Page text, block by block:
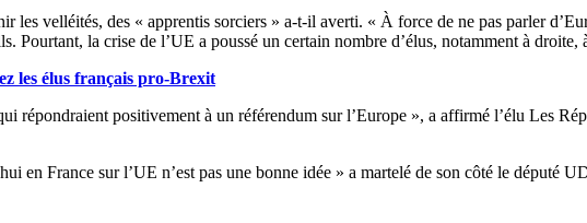
les velléités, des « apprentis sorciers » a-t-il averti. « À force de ne pas parler
Pourtant, la crise de l’UE a poussé un certain nombre d’élus, notamment à droite,
les élus français pro-Brexit
répondraient positivement à un référendum sur l’Europe », a affirmé l’élu Les
en France sur l’UE n’est pas une bonne idée » a martelé de son côté le député